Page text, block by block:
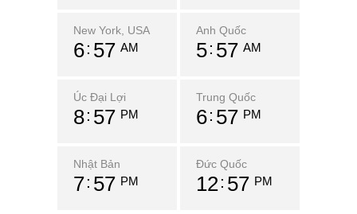
New York, USA
6 57 AM
Anh Quốc
5 57 AM
Úc Đại Lợi
8 57 PM
Trung Quốc
6 57 PM
Nhật Bản
7 57 PM
Đức Quốc
12 57 PM